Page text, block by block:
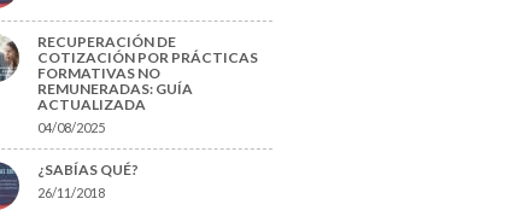
RECUPERACIÓN DE
COTIZACIÓN POR PRÁCTICAS
FORMATIVAS NO
REMUNERADAS: GUÍA
ACTUALIZADA
04/08/2025
¿SABÍAS QUÉ?
26/11/2018